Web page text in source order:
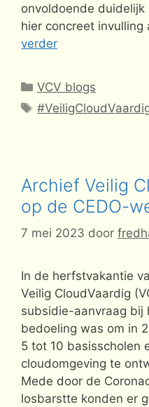
onvoldoende
hier concreet
verder
Categorieën
VCV blogs
Tags
Archief Veilig
op de CEDO-
7 mei 2023 door
In de herfstvakantie
Veilig CloudVaardig
subsidie-aanvraag bij
bedoeling was om in
5 tot 10 basisscholen
cloudomgeving te
Mede door de
losbarstte konden er